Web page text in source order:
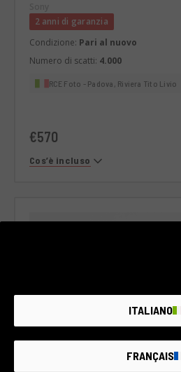
2 anni di garanzia
Condizione: Pari al nuovo
Numero di scatti: 4.000
RCE Foto - Padova, Riviera Tito Livio
€570
Cos’è incluso
ITALIANO
FRANÇAIS